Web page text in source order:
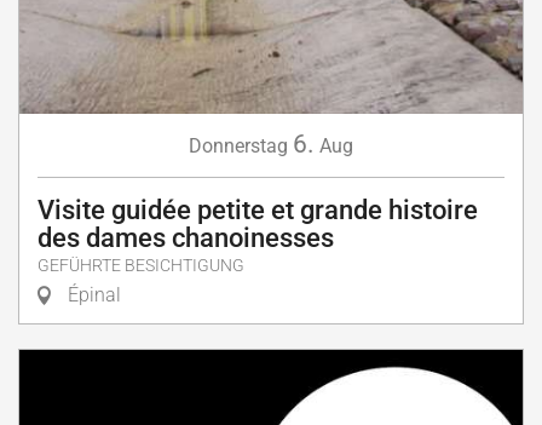
Donnerstag 6. Aug
Visite guidée petite et grande histoire
des dames chanoinesses
GEFÜHRTE BESICHTIGUNG
Épinal